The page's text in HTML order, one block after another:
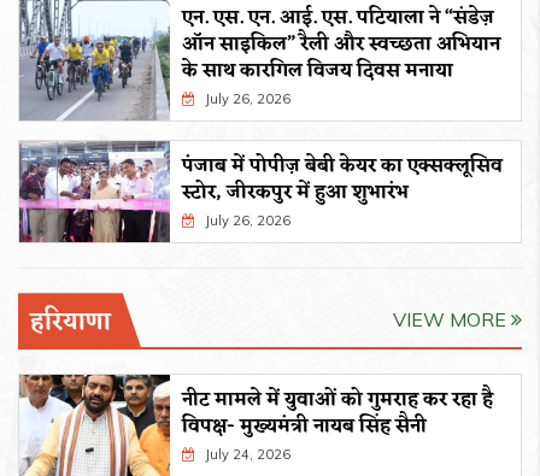
एन. एस. एन. आई. एस. पटियाला ने “संडेज़
ऑन साइकिल” रैली और स्वच्छता अभियान
के साथ कारगिल विजय दिवस मनाया
July 26, 2026
पंजाब में पोपीज़ बेबी केयर का एक्सक्लूसिव
स्टोर, जीरकपुर में हुआ शुभारंभ
July 26, 2026
हरियाणा VIEW MORE
नीट मामले में युवाओं को गुमराह कर रहा है
विपक्ष- मुख्यमंत्री नायब सिंह सैनी
July 24, 2026